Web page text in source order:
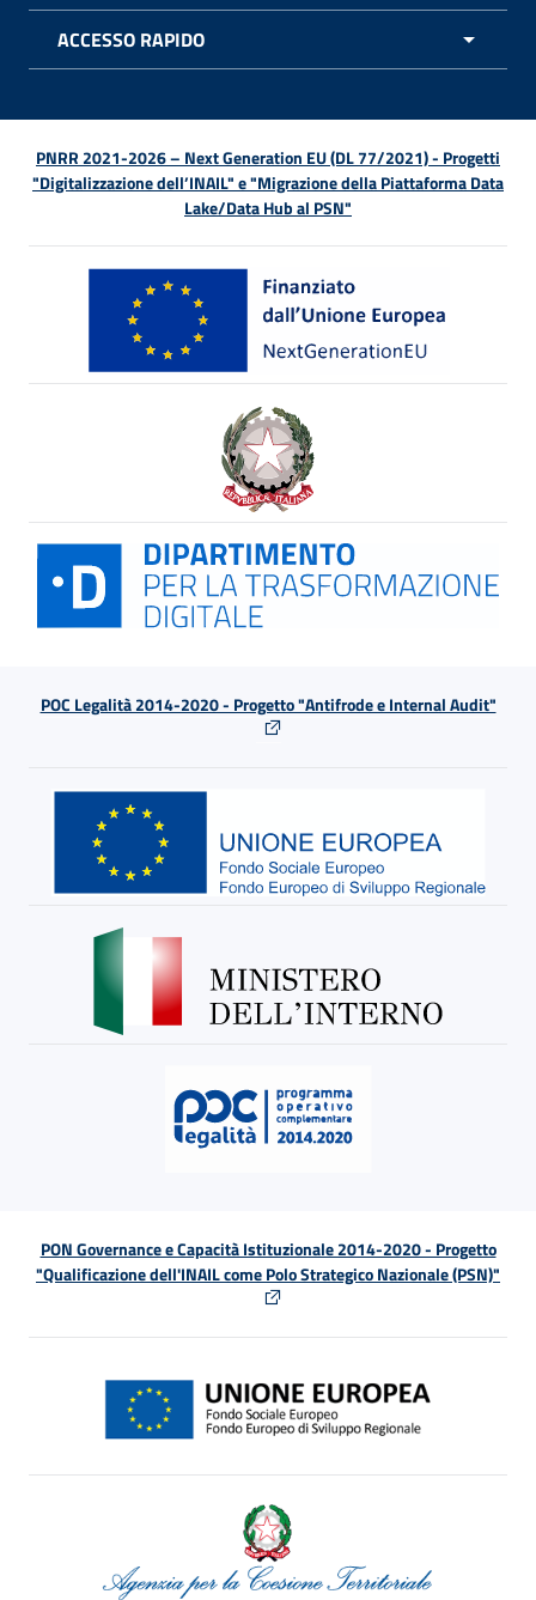
ACCESSO RAPIDO
PNRR 2021-2026 – Next Generation EU (DL 77/2021) - Progetti
"Digitalizzazione dell’INAIL" e "Migrazione della Piattaforma Data
Lake/Data Hub al PSN"
POC Legalità 2014-2020 - Progetto "Antifrode e Internal Audit"
PON Governance e Capacità Istituzionale 2014-2020 - Progetto
"Qualificazione dell'INAIL come Polo Strategico Nazionale (PSN)"